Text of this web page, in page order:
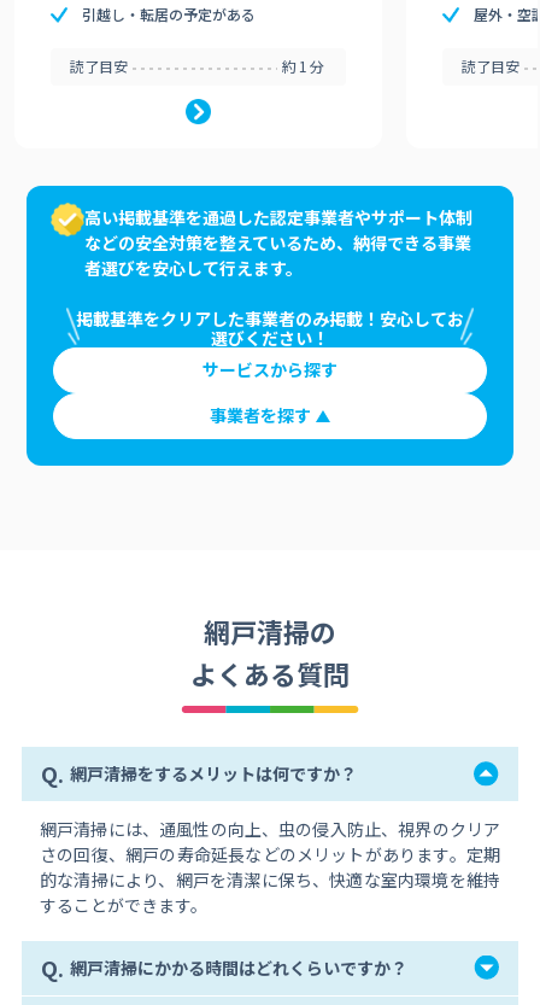
引越し・転居の予定がある
読了目安 約1分
屋外・空
読了目安
高い掲載基準を通過した認定事業者やサポート体制
などの安全対策を整えているため、納得できる事業
者選びを安心して行えます。
掲載基準をクリアした事業者のみ掲載！安心してお
選びください！
サービスから探す
事業者を探す
網戸清掃の
よくある質問
Q. 網戸清掃をするメリットは何ですか？
網戸清掃には、通風性の向上、虫の侵入防止、視界のクリア
さの回復、網戸の寿命延長などのメリットがあります。定期
的な清掃により、網戸を清潔に保ち、快適な室内環境を維持
することができます。
Q. 網戸清掃にかかる時間はどれくらいですか？